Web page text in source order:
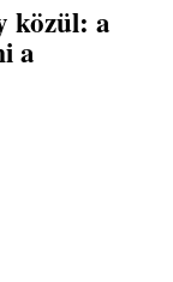
közül: a
a